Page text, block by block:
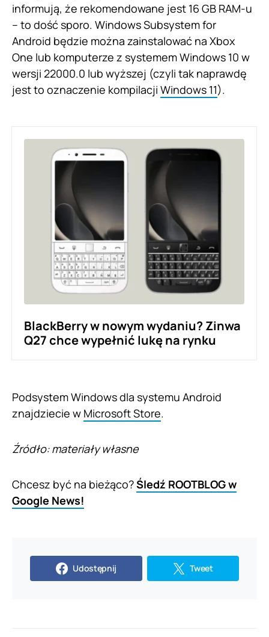
informują, że rekomendowane jest 16 GB RAM-u
– to dość sporo. Windows Subsystem for
Android będzie można zainstalować na Xbox
One lub komputerze z systemem Windows 10 w
wersji 22000.0 lub wyższej (czyli tak naprawdę
jest to oznaczenie kompilacji Windows 11).
BlackBerry w nowym wydaniu? Zinwa
Q27 chce wypełnić lukę na rynku
Podsystem Windows dla systemu Android
znajdziecie w Microsoft Store.
Źródło: materiały własne
Chcesz być na bieżąco?Śledź ROOTBLOG w
Google News!
Udostępnij Tweet